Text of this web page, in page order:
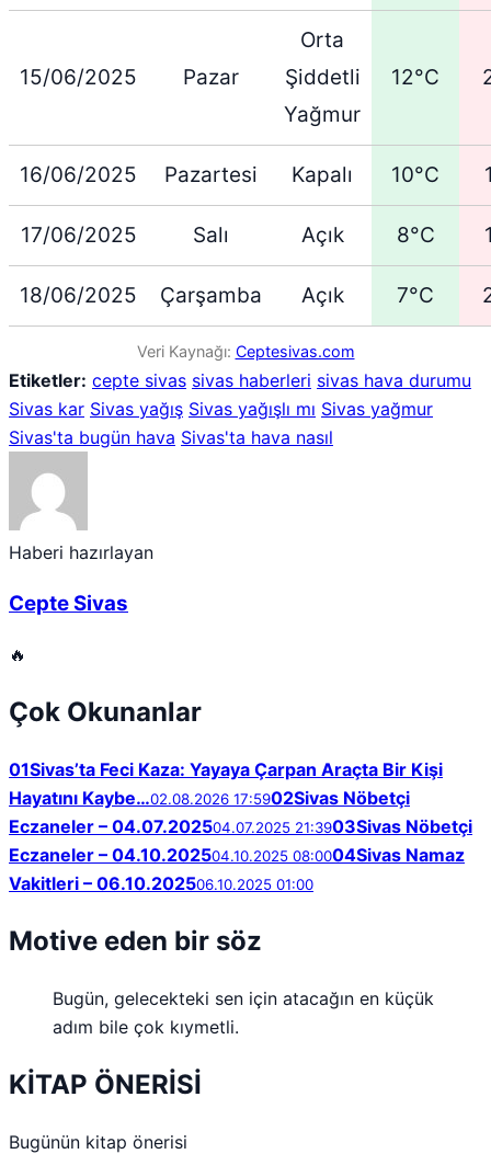
15/06/2025 Pazar
Orta
Şiddetli
Yağmur
12°C
16/06/2025 Pazartesi Kapalı 10°C
17/06/2025 Salı Açık 8°C
18/06/2025 Çarşamba Açık 7°C
Veri Kaynağı: Ceptesivas.com
Etiketler: cepte sivas sivas haberleri sivas hava durumu
Sivas kar Sivas yağış Sivas yağışlı mı Sivas yağmur
Sivas'ta bugün hava Sivas'ta hava nasıl
Haberi hazırlayan
Cepte Sivas
🔥
Çok Okunanlar
01Sivas’ta Feci Kaza: Yayaya Çarpan Araçta Bir Kişi
Hayatını Kaybe…02.08.2026 17:5902Sivas Nöbetçi
Eczaneler – 04.07.202504.07.2025 21:3903Sivas Nöbetçi
Eczaneler – 04.10.202504.10.2025 08:0004Sivas Namaz
Vakitleri – 06.10.202506.10.2025 01:00
Motive eden bir söz
Bugün, gelecekteki sen için atacağın en küçük
adım bile çok kıymetli.
KİTAP ÖNERİSİ
Bugünün kitap önerisi